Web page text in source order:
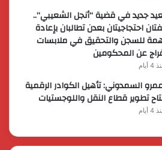
جديد في قضية “أنجل الشعيبي”..
احتجاجيتان بعدن تطالبان بإعادة
للسجن والتحقيق في ملابسات
عن المحكومين
أيام
السمدوني: تأهيل الكوادر الرقمية
تطوير قطاع النقل واللوجستيات
أيام